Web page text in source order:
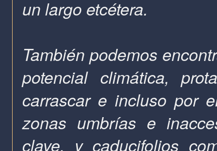
un largo etcétera.
También podemos
potencial climática,
carrascar e incluso por
zonas umbrías e
clave, y caducifolios